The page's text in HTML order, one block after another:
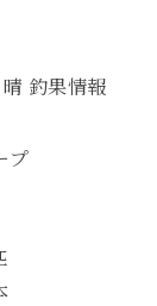
釣果情報
プ